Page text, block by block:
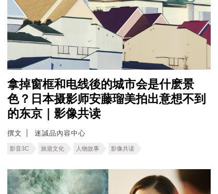
拿掉窗框和电线後的城市会是什麽景
色？日本摄影师安藤瑠美拍出意想不到
的东京｜影像共读
撰文 迷誠品內容中心
影音3C 旅遊文化 人物故事 影像共读